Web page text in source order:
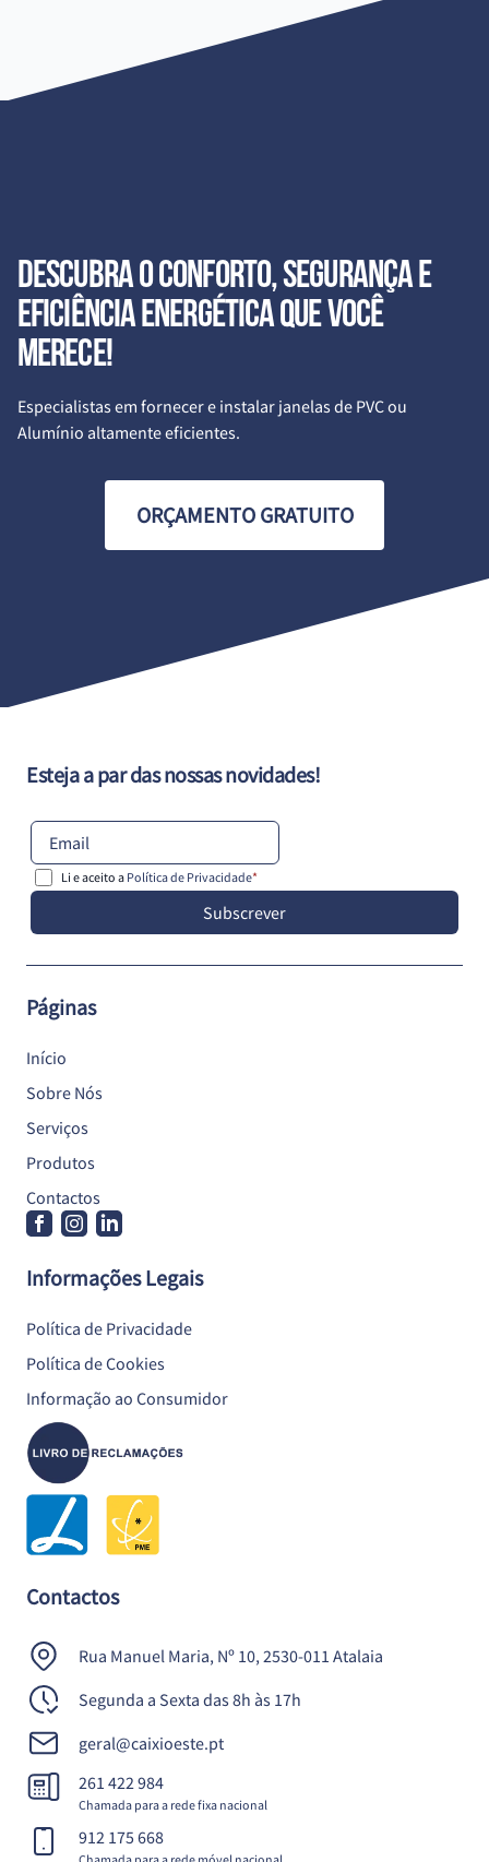
Descubra o conforto, segurança e
eficiência energética que você
merece!
Especialistas em fornecer e instalar janelas de PVC ou
Alumínio altamente eficientes.
ORÇAMENTO GRATUITO
Esteja a par das nossas novidades!
Li e aceito a Política de Privacidade*
Subscrever
Páginas
Início
Sobre Nós
Serviços
Produtos
Contactos
Informações Legais
Política de Privacidade
Política de Cookies
Informação ao Consumidor
Contactos
Rua Manuel Maria, Nº 10, 2530-011 Atalaia
Segunda a Sexta das 8h às 17h
geral@caixioeste.pt
261 422 984
Chamada para a rede fixa nacional
912 175 668